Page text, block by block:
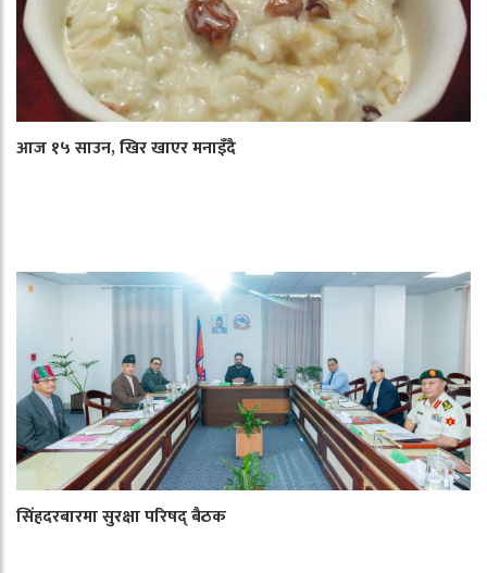
आज १५ साउन, खिर खाएर मनाइँदै
सिंहदरबारमा सुरक्षा परिषद् बैठक